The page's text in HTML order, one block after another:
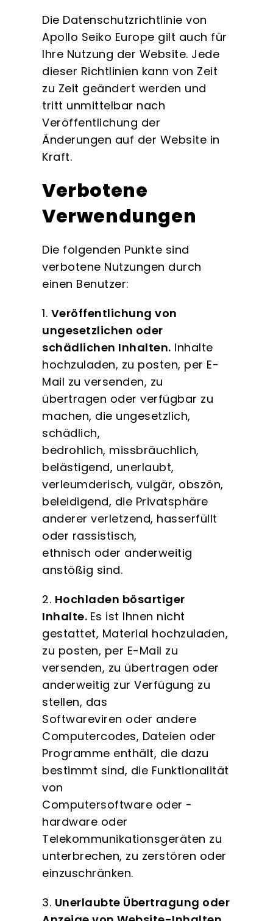
Die Datenschutzrichtlinie von
Apollo Seiko Europe gilt auch für
Ihre Nutzung der Website. Jede
dieser Richtlinien kann von Zeit
zu Zeit geändert werden und
tritt unmittelbar nach
Veröffentlichung der
Änderungen auf der Website in
Kraft.
Verbotene
Verwendungen
Die folgenden Punkte sind
verbotene Nutzungen durch
einen Benutzer:
1. Veröffentlichung von
ungesetzlichen oder
schädlichen Inhalten. Inhalte
hochzuladen, zu posten, per E-
Mail zu versenden, zu
übertragen oder verfügbar zu
machen, die ungesetzlich,
schädlich,
bedrohlich, missbräuchlich,
belästigend, unerlaubt,
verleumderisch, vulgär, obszön,
beleidigend, die Privatsphäre
anderer verletzend, hasserfüllt
oder rassistisch,
ethnisch oder anderweitig
anstößig sind.
2. Hochladen bösartiger
Inhalte. Es ist Ihnen nicht
gestattet, Material hochzuladen,
zu posten, per E-Mail zu
versenden, zu übertragen oder
anderweitig zur Verfügung zu
stellen, das
Softwareviren oder andere
Computercodes, Dateien oder
Programme enthält, die dazu
bestimmt sind, die Funktionalität
von
Computersoftware oder -
hardware oder
Telekommunikationsgeräten zu
unterbrechen, zu zerstören oder
einzuschränken.
3. Unerlaubte Übertragung oder